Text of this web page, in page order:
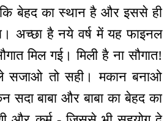
बेहद का स्थान है और इससे ही
अच्छा है नये वर्ष में यह फाइनल
मिल गई। मिली है ना सौगात!
सजाओ तो सही। मकान बनाओ
सदा बाबा और बाबा का बेहद का